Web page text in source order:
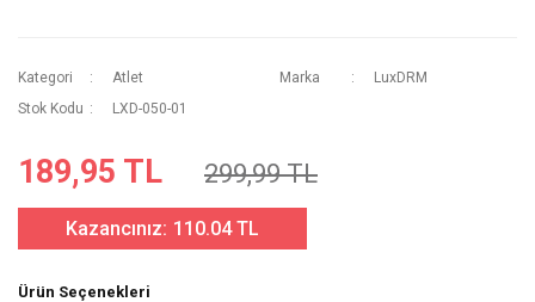
Kategori Atlet Marka
LuxDRM
Stok Kodu
LXD-050-01
189,95 TL 299,99 TL
Kazancınız: 110.04 TL
Ürün Seçenekleri